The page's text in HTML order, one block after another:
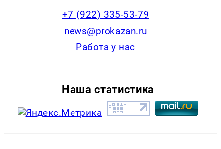
+7 (922) 335-53-79
news@prokazan.ru
Работа у нас
Наша статистика